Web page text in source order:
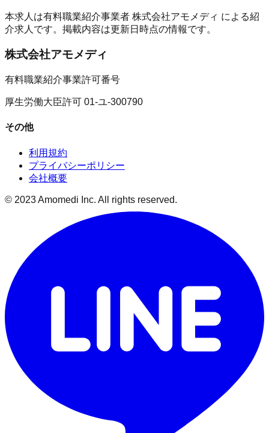
本求人は有料職業紹介事業者 株式会社アモメディ による紹
介求人です。掲載内容は更新日時点の情報です。
株式会社アモメディ
有料職業紹介事業許可番号
厚生労働大臣許可 01-ユ-300790
その他
利用規約
プライバシーポリシー
会社概要
© 2023 Amomedi Inc. All rights reserved.